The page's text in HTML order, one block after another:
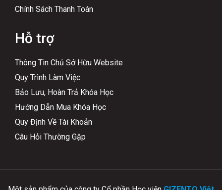
Chính Sách Thanh Toán
Hỗ trợ
Thông Tin Chủ Sở Hữu Website
Quy Trình Làm Việc
Bảo Lưu, Hoàn Trả Khóa Học
Hướng Dẫn Mua Khóa Học
Quy Định Về Tài Khoản
Câu Hỏi Thường Gặp